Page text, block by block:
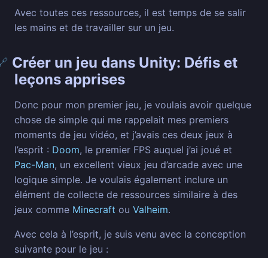
Avec toutes ces ressources, il est temps de se salir
les mains et de travailler sur un jeu.
Créer un jeu dans Unity: Défis et
leçons apprises
Donc pour mon premier jeu, je voulais avoir quelque
chose de simple qui me rappelait mes premiers
moments de jeu vidéo, et j’avais ces deux jeux à
l’esprit : Doom, le premier FPS auquel j’ai joué et
Pac-Man, un excellent vieux jeu d’arcade avec une
logique simple. Je voulais également inclure un
élément de collecte de ressources similaire à des
jeux comme Minecraft ou Valheim.
Avec cela à l’esprit, je suis venu avec la conception
suivante pour le jeu :